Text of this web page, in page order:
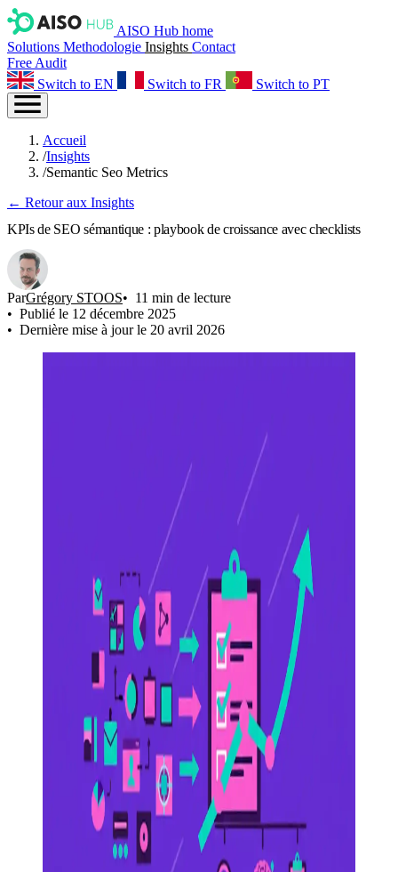
AISO Hub home
Solutions Methodologie Insights Contact
Free Audit
Switch to EN
Switch to FR Switch to PT
Accueil
/Insights
/Semantic Seo Metrics
← Retour aux Insights
KPIs de SEO sémantique : playbook de croissance avec checklists
ParGrégory STOOS
11 min de lecture
Publié le 12 décembre 2025
Dernière mise à jour le 20 avril 2026